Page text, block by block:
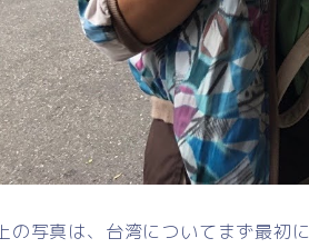
上の写真は、台湾についてまず最初